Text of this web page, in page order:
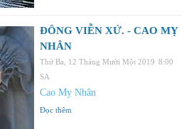
ĐÔNG VIỄN XỨ. - CAO MỴ
NHÂN
Thứ Ba, 12 Tháng Mười Một 2019 8:00
SA
Cao Mỵ Nhân
Đọc thêm